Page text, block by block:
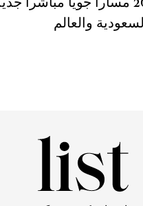
السعودية والعالم